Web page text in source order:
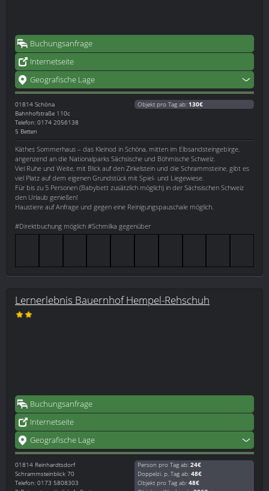
Buchungsanfrage
Internetseite
Geografische Lage
01814 Schöna
Bahnhofstraße 110c
Telefon: 0174 2056138
5 Betten
Objekt pro Tag ab: 130€
Käthes Sommerhaus – das Kleinod in Schöna, mitten im Elbsandsteingebirge,
angenzend an die Nationalparks Sächsische und Böhmische Schweiz.
Viel Ruhe und Weite, mit Blick auf den Zirkelstein und die Schrammsteine, gibt es
viel Platz auf dem eigenen Grundstück mit Spiel- und Liegewiese.
Für bis zu 5 Personen (Babybett zusätzlich möglich) in der Sächsischen Schweiz
den Urlaub genießen!
Haustiere auf Anfrage und gegen eine Reinigungspauschale möglich.
#Direktbuchung möglich #Schmilka gegenüber
Lernerlebnis Bauernhof Hempel-Rehschuh
Buchungsanfrage
Internetseite
Geografische Lage
01814 Reinhardtsdorf
Schrammsteinblick 70
Telefon: 0173 5808303
Person pro Tag ab: 24€
Doppelzi. p. Tag ab: 48€
Objekt pro Tag ab: 48€